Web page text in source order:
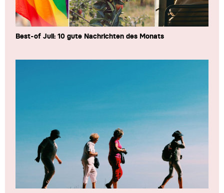
Best-of Juli: 10 gute Nachrichten des Monats